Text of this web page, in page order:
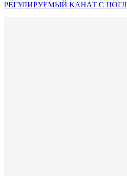
РЕГУЛИРУЕМЫЙ КАНАТ С